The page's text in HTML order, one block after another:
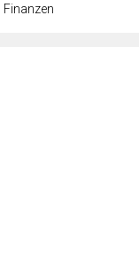
Finanzen